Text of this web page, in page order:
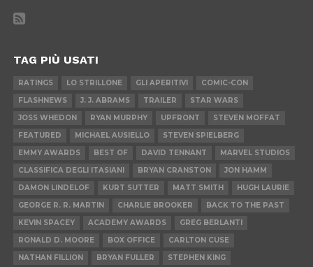
TAG PIÙ USATI
RATINGS LO STRILLONE GLI APERITIVI
COMIC-CON
FLASHNEWS
J. J. ABRAMS TRAILER
STAR WARS
JOSS WHEDON
RYAN MURPHY UPFRONT
STEVEN MOFFAT
FEATURED
MICHAEL AUSIELLO
STEVEN SPIELBERG
EMMY AWARDS
BEST OF DAVID TENNANT
MARVEL STUDIOS
CLASSIFICA DEGLI ITASIANI
BRYAN CRANSTON
JON HAMM
DAMON LINDELOF
KURT SUTTER MATT SMITH
HUGH LAURIE
GEORGE R. R. MARTIN
CHARLIE BROOKER
BACK TO THE PAST
KEVIN SPACEY
ACADEMY AWARDS
GREG BERLANTI
RONALD D. MOORE
BOX OFFICE
CARLTON CUSE
NATHAN FILLION
BRYAN FULLER STEPHEN KING